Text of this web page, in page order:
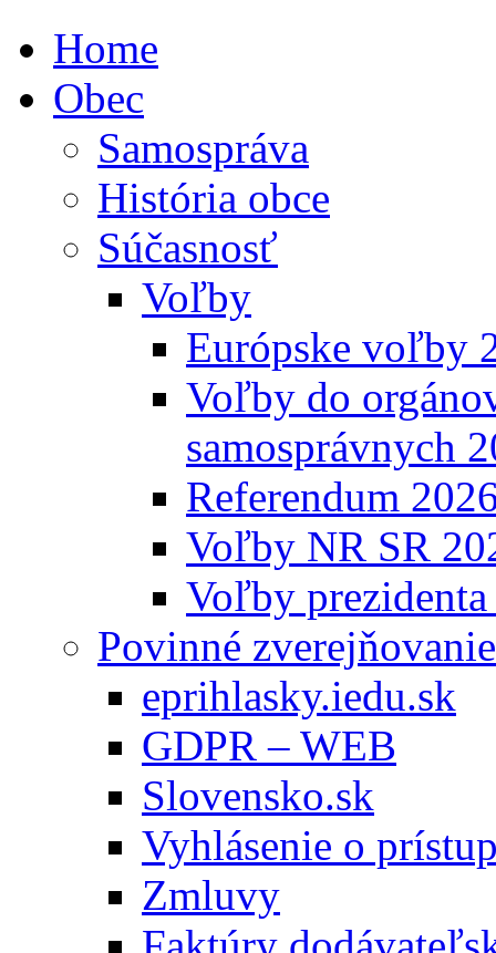
Home
Obec
Samospráva
História obce
Súčasnosť
Voľby
Európske voľby
Voľby do
samosprávnych
Referendum
Voľby NR SR
Voľby
Povinné zverejňovanie
eprihlasky.iedu.sk
GDPR – WEB
Slovensko.sk
Vyhlásenie o
Zmluvy